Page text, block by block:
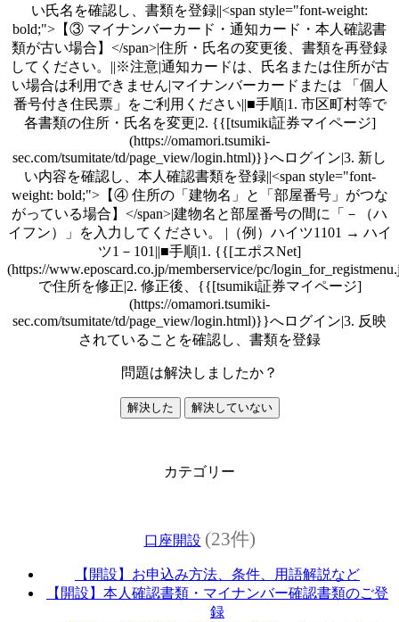
い氏名を確認し、書類を登録||<span style="font-weight:
bold;">【③ マイナンバーカード・通知カード・本人確認書
類が古い場合】</span>|住所・氏名の変更後、書類を再登録
してください。||※注意|通知カードは、氏名または住所が古
い場合は利用できません|マイナンバーカードまたは 「個人
番号付き住民票」をご利用ください||■手順|1. 市区町村等で
各書類の住所・氏名を変更|2. {{[tsumiki証券マイページ]
(https://omamori.tsumiki-
sec.com/tsumitate/td/page_view/login.html)}}へログイン|3. 新し
い内容を確認し、本人確認書類を登録||<span style="font-
weight: bold;">【④ 住所の「建物名」と「部屋番号」がつな
がっている場合】</span>|建物名と部屋番号の間に「－（ハ
イフン）」を入力してください。 |（例）ハイツ1101 → ハイ
ツ1－101||■手順|1. {{[エポスNet]
(https://www.eposcard.co.jp/memberservice/pc/
で住所を修正|2. 修正後、{{[tsumiki証券マイページ]
(https://omamori.tsumiki-
sec.com/tsumitate/td/page_view/login.html)}}へログイン|3. 反映
されていることを確認し、書類を登録
問題は解決しましたか？
解決した 解決していない
カテゴリー
口座開設 (23件)
【開設】お申込み方法、条件、用語解説など
【開設】本人確認書類・マイナンバー確認書類のご登
録